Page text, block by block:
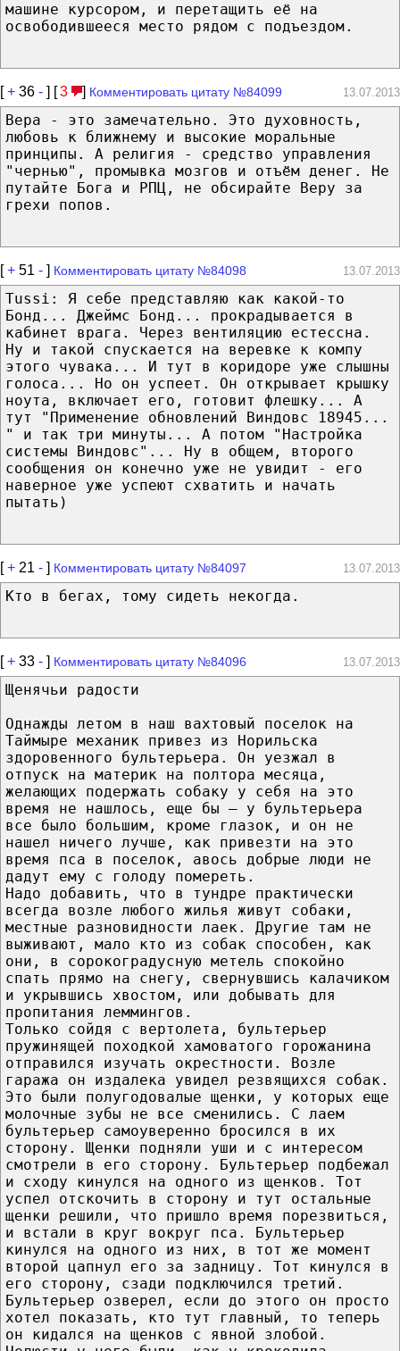
машине курсором, и перетащить её на
освободившееся место рядом с подъездом.
[+ 36 - ] [3 ] Комментировать цитату №84099 13.07.2013
Вера - это замечательно. Это духовность,
любовь к ближнему и высокие моральные
принципы. А религия - средство управления
"чернью", промывка мозгов и отъём денег. Не
путайте Бога и РПЦ, не обсирайте Веру за
грехи попов.
[+ 51 - ] Комментировать цитату №84098 13.07.2013
Tussi: Я себе представляю как какой-то
Бонд... Джеймс Бонд... прокрадывается в
кабинет врага. Через вентиляцию естессна.
Ну и такой спускается на веревке к компу
этого чувака... И тут в коридоре уже слышны
голоса... Но он успеет. Он открывает крышку
ноута, включает его, готовит флешку... А
тут "Применение обновлений Виндовс 18945...
" и так три минуты... А потом "Настройка
системы Виндовс"... Ну в общем, второго
сообщения он конечно уже не увидит - его
наверное уже успеют схватить и начать
пытать)
[+ 21 - ] Комментировать цитату №84097 13.07.2013
Кто в бегах, тому сидеть некогда.
[+ 33 - ] Комментировать цитату №84096 13.07.2013
Щенячьи радости
Однажды летом в наш вахтовый поселок на
Таймыре механик привез из Норильска
здоровенного бультерьера. Он уезжал в
отпуск на материк на полтора месяца,
желающих подержать собаку у себя на это
время не нашлось, еще бы – у бультерьера
все было большим, кроме глазок, и он не
нашел ничего лучше, как привезти на это
время пса в поселок, авось добрые люди не
дадут ему с голоду помереть.
Надо добавить, что в тундре практически
всегда возле любого жилья живут собаки,
местные разновидности лаек. Другие там не
выживают, мало кто из собак способен, как
они, в сорокоградусную метель спокойно
спать прямо на снегу, свернувшись калачиком
и укрывшись хвостом, или добывать для
пропитания леммингов.
Только сойдя с вертолета, бультерьер
пружинящей походкой хамоватого горожанина
отправился изучать окрестности. Возле
гаража он издалека увидел резвящихся собак.
Это были полугодовалые щенки, у которых еще
молочные зубы не все сменились. С лаем
бультерьер самоуверенно бросился в их
сторону. Щенки подняли уши и с интересом
смотрели в его сторону. Бультерьер подбежал
и сходу кинулся на одного из щенков. Тот
успел отскочить в сторону и тут остальные
щенки решили, что пришло время порезвиться,
и встали в круг вокруг пса. Бультерьер
кинулся на одного из них, в тот же момент
второй цапнул его за задницу. Тот кинулся в
его сторону, сзади подключился третий.
Бультерьер озверел, если до этого он просто
хотел показать, кто тут главный, то теперь
он кидался на щенков с явной злобой.